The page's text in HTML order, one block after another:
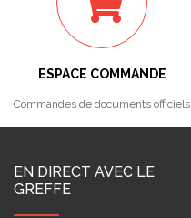
ESPACE COMMANDE
Commandes de documents officiels
EN DIRECT AVEC LE
GREFFE